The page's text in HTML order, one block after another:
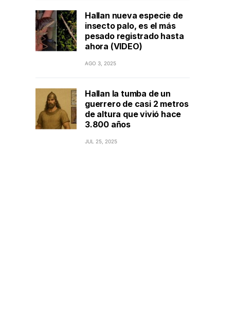
Hallan nueva especie de
insecto palo, es el más
pesado registrado hasta
ahora (VIDEO)
AGO 3, 2025
Hallan la tumba de un
guerrero de casi 2 metros
de altura que vivió hace
3.800 años
JUL 25, 2025